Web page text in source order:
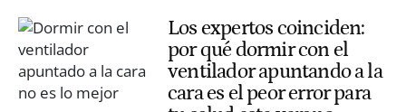
Los expertos coinciden:
por qué dormir con el
ventilador apuntando a la
cara es el peor error para